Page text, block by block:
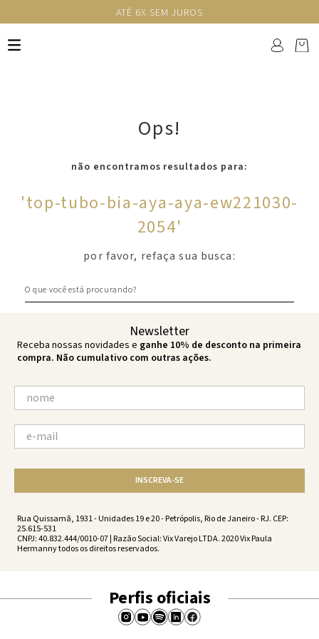
ATÉ 6X SEM JUROS
Ops!
não encontramos resultados para:
'top-tubo-bia-aya-aya-ew221030-
2054'
por favor, refaça sua busca:
Newsletter
Receba nossas novidades e ganhe 10% de desconto na primeira
compra. Não cumulativo com outras ações.
INSCREVA-SE
Rua Quissamã, 1931 - Unidades 19 e 20 - Petrópolis, Rio de Janeiro - RJ. CEP:
25.615-531
CNPJ: 40.832.444/0010-07 | Razão Social: Vix Varejo LTDA. 2020 Vix Paula
Hermanny todos os direitos reservados.
Perfis oficiais